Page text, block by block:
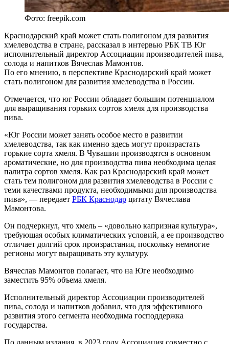
Фото: freepik.com
Краснодарский край может стать полигоном для развития
хмелеводства в стране, рассказал в интервью РБК ТВ Юг
исполнительный директор Ассоциации производителей пива,
солода и напитков Вячеслав Мамонтов.
По его мнению, в перспективе Краснодарский край может
стать полигоном для развития хмелеводства в России.
Отмечается, что юг России обладает большим потенциалом
для выращивания горьких сортов хмеля для производства
пива.
«Юг России может занять особое место в развитии
хмелеводства, так как именно здесь могут произрастать
горькие сорта хмеля. В Чувашии производятся в основном
ароматические, но для производства пива необходима целая
палитра сортов хмеля. Как раз Краснодарский край может
стать тем полигоном для развития хмелеводства в России с
теми качествами продукта, необходимыми для производства
пива», — передает РБК Краснодар цитату Вячеслава
Мамонтова.
Он подчеркнул, что хмель – «довольно капризная культура»,
требующая особых климатических условий, а ее производство
отличает долгий срок произрастания, поскольку немногие
регионы могут выращивать эту культуру.
Вячеслав Мамонтов полагает, что на Юге необходимо
заместить 95% объема хмеля.
Исполнительный директор Ассоциации производителей
пива, солода и напитков добавил, что для эффективного
развития этого сегмента необходима господдержка
государства.